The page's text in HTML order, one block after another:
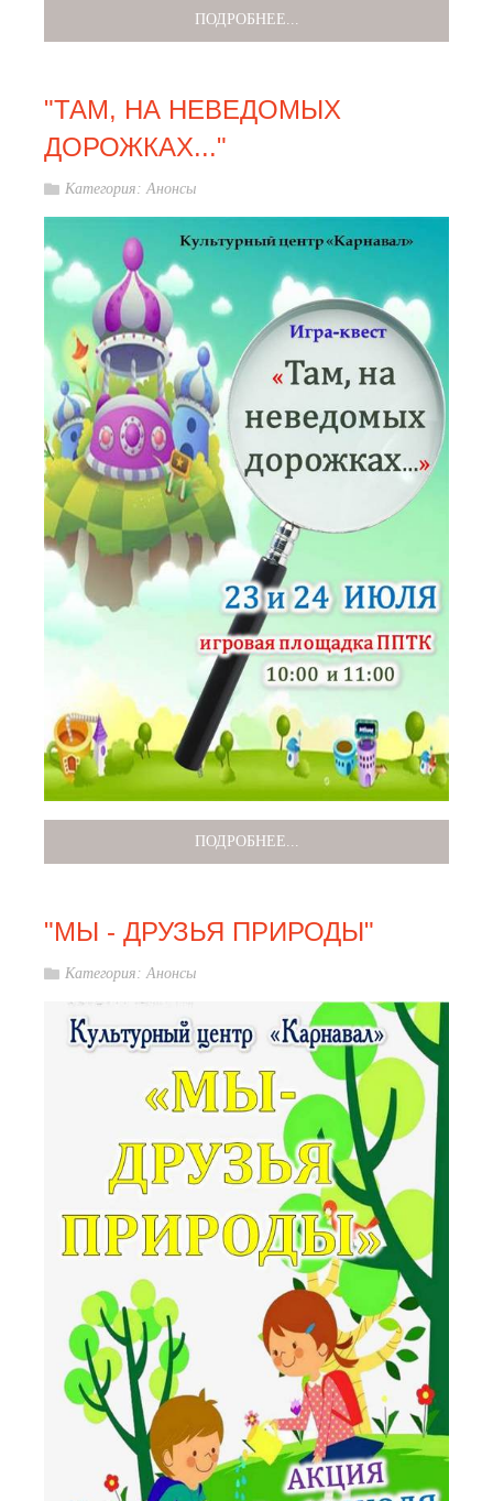
ПОДРОБНЕЕ...
"ТАМ, НА НЕВЕДОМЫХ
ДОРОЖКАХ..."
Категория: Анонсы
ПОДРОБНЕЕ...
"МЫ - ДРУЗЬЯ ПРИРОДЫ"
Категория:Анонсы